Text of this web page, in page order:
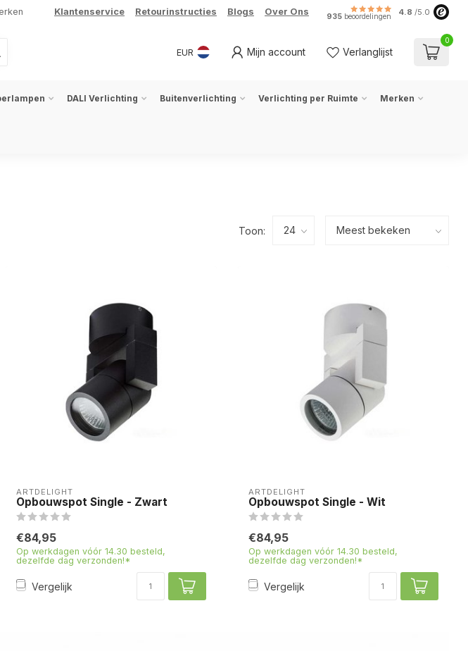
Klantenservice Retourinstructies Blogs Over Ons 935 beoordelingen 4.8 /5.0
EUR Mijn account Verlanglijst
0
DALI Verlichting Buitenverlichting Verlichting per Ruimte Merken
Toon:
ARTDELIGHT
Opbouwspot Single - Zwart
€84,95
Op werkdagen vóór 14.30 besteld,
dezelfde dag verzonden!*
Vergelijk
ARTDELIGHT
Opbouwspot Single - Wit
€84,95
Op werkdagen vóór 14.30 besteld,
dezelfde dag verzonden!*
Vergelijk